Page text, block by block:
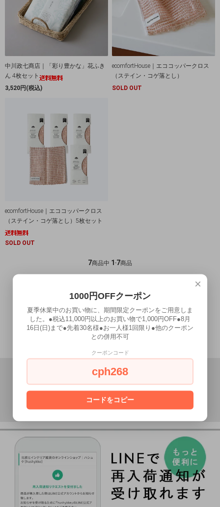
中川政七商店｜「彩り豊かな」花ふき
ん 4枚セット
3,520円(税込)
ecomfortHouse｜エココッパークロス
（ステイン・コゲ落とし）
SOLD OUT
ecomfortHouse｜エココッパークロス
（ステイン・コゲ落とし）5枚セット
SOLD OUT
7商品中 1 -7商品
最近チェックした商品
お気に入り
×
1000円OFFクーポン
夏季休業中のお買い物に、期間限定クーポンをご用意しま
した。●税込11,000円以上のお買い物で1,000円OFF●8月
16日(日)まで●先着30名様●お一人様1回限り●他のクーポン
との併用不可
クーポンコード
cph268
コードをコピー